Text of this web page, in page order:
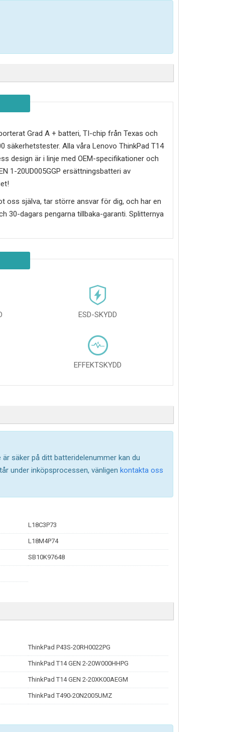
Grad A + batteri, TI-chip från Texas och
Alla våra Lenovo ThinkPad T14
design är i linje med OEM-specifikationer och
1-20UD005GGP ersättningsbatteri av
oss själva, tar större ansvar för dig, och har en
30-dagars pengarna tillbaka-garanti. Splitternya
ESD-SKYDD
EFFEKTSKYDD
säker på ditt batteridelenummer kan du
under inköpsprocessen, vänligen kontakta oss
L18C3P73
L18M4P74
SB10K97648
ThinkPad P43S-20RH0022PG
ThinkPad T14 GEN 2-20W000HHPG
ThinkPad T14 GEN 2-20XK00AEGM
ThinkPad T490-20N2005UMZ